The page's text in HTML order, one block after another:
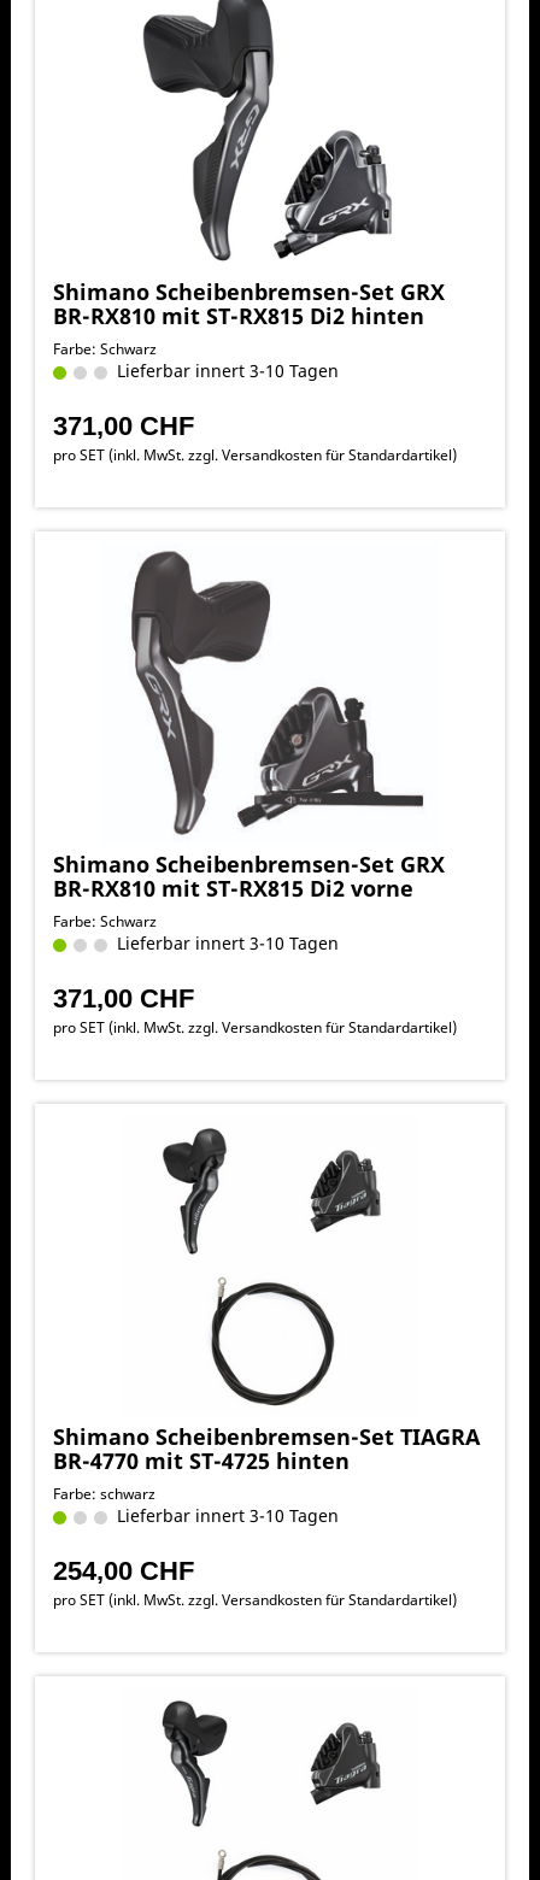
Shimano Scheibenbremsen-Set GRX
BR-RX810 mit ST-RX815 Di2 hinten
Farbe: Schwarz
Lieferbar innert 3-10 Tagen
371,00 CHF
pro SET (inkl. MwSt. zzgl.Versandkosten für Standardartikel)
Shimano Scheibenbremsen-Set GRX
BR-RX810 mit ST-RX815 Di2 vorne
Farbe: Schwarz
Lieferbar innert 3-10 Tagen
371,00 CHF
pro SET (inkl. MwSt. zzgl.Versandkosten für Standardartikel)
Shimano Scheibenbremsen-Set TIAGRA
BR-4770 mit ST-4725 hinten
Farbe: schwarz
Lieferbar innert 3-10 Tagen
254,00 CHF
pro SET (inkl. MwSt. zzgl.Versandkosten für Standardartikel)